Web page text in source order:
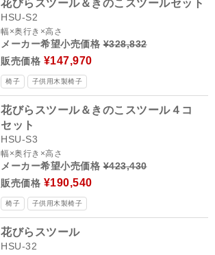
花びらスツール＆きのこスツールセット
HSU-S2
幅×奥行き×高さ
メーカー希望小売価格¥328,832
販売価格 ¥147,970
椅子 子供用木製椅子
花びらスツール＆きのこスツール４コ
セット
HSU-S3
幅×奥行き×高さ
メーカー希望小売価格¥423,430
販売価格 ¥190,540
椅子 子供用木製椅子
花びらスツール
HSU-32